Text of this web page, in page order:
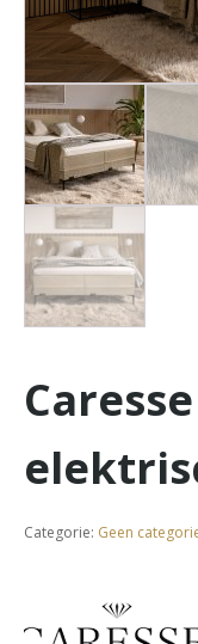
Categorie: Geen